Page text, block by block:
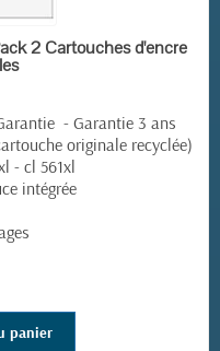
2 Cartouches d'encre
- Garantie 3 ans
originale recyclée)
- cl 561xl
intégrée
panier